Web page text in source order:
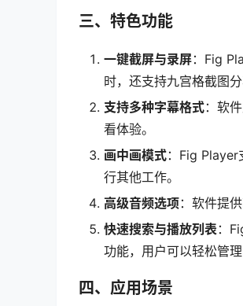
三、特色功能
一键截屏与录屏：Fig
时，还支持九宫格截图
支持多种字幕格式：软
看体验。
画中画模式：Fig Player
行其他工作。
高级音频选项：软件提
快速搜索与播放列表 ：
功能，用户可以轻松管
四、应用场景